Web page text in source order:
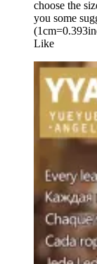
choose the
you some
Like